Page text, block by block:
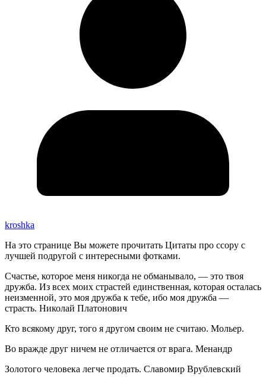
kroshka
На это странице Вы можете прочитать Цитаты про ссору с
лучшей подругой с интересными фотками.
Счастье, которое меня никогда не обманывало, — это твоя
дружба. Из всех моих страстей единственная, которая осталась
неизменной, это моя дружба к тебе, ибо моя дружба —
страсть. Николай Платонович
Кто всякому друг, того я другом своим не считаю. Мольер.
Во вражде друг ничем не отличается от врага. Менандр
Золотого человека легче продать. Славомир Врублевский